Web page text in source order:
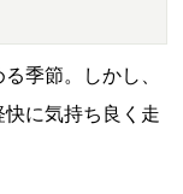
季節。しかし、
に気持ち良く走